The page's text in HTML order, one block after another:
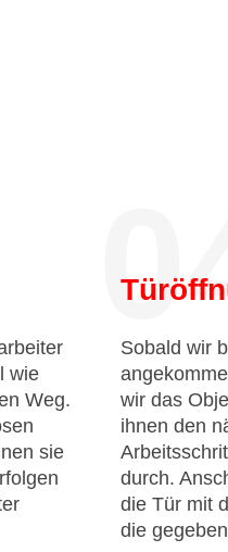
wie
Weg.
sie
Sobald wir
wir das
ihnen den
durch.
die Tür mit
die